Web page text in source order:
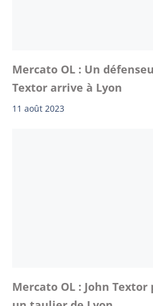
Mercato OL : Un
Textor arrive à Lyon
11 août 2023
Mercato OL : John